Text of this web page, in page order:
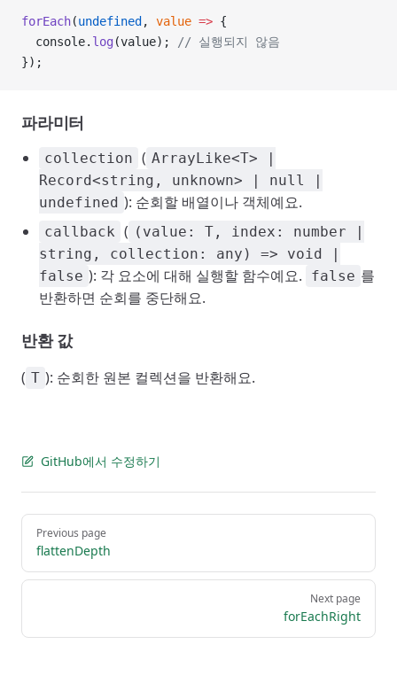
forEach(undefined , value => {
  console.
log (value);
// 실행되지 않음
});
파라미터
collection ( ArrayLike<T> |
Record<string, unknown> | null |
undefined ): 순회할 배열이나 객체예요.
callback ( (value: T, index: number |
string, collection: any) => void |
false ): 각 요소에 대해 실행할 함수예요. false 를
반환하면 순회를 중단해요.
반환 값
( T ): 순회한 원본 컬렉션을 반환해요.
GitHub에서 수정하기
Pager
Previous page
flattenDepth
Next page
forEachRight